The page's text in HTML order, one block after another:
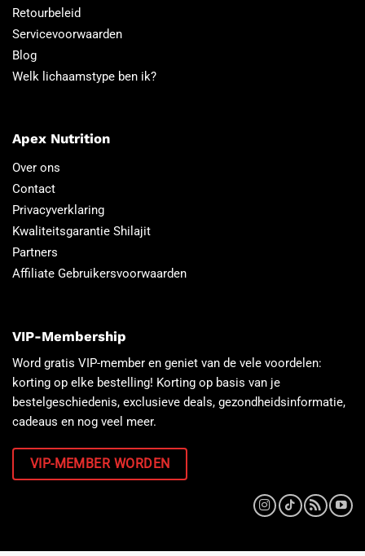
Retourbeleid
Servicevoorwaarden
Blog
Welk lichaamstype ben ik?
Apex Nutrition
Over ons
Contact
Privacyverklaring
Kwaliteitsgarantie Shilajit
Partners
Affiliate Gebruikersvoorwaarden
VIP-Membership
Word gratis VIP-member en geniet van de vele voordelen:
korting op elke bestelling! Korting op basis van je
bestelgeschiedenis, exclusieve deals, gezondheidsinformatie,
cadeaus en nog veel meer.
VIP-MEMBER WORDEN